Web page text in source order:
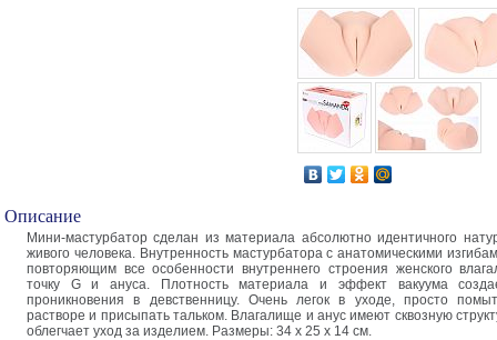
Описание
Мини-мастурбатор сделан из материала абсолютно идентичного
живого человека. Внутренность мастурбатора с анатомическими
повторяющим все особенности внутреннего строения женского
точку G и ануса. Плотность материала и эффект вакуума
проникновения в девственницу. Очень легок в уходе, просто
растворе и присыпать тальком. Влагалище и анус имеют сквозную
облегчает уход за изделием. Размеры: 34 x 25 x 14 см.